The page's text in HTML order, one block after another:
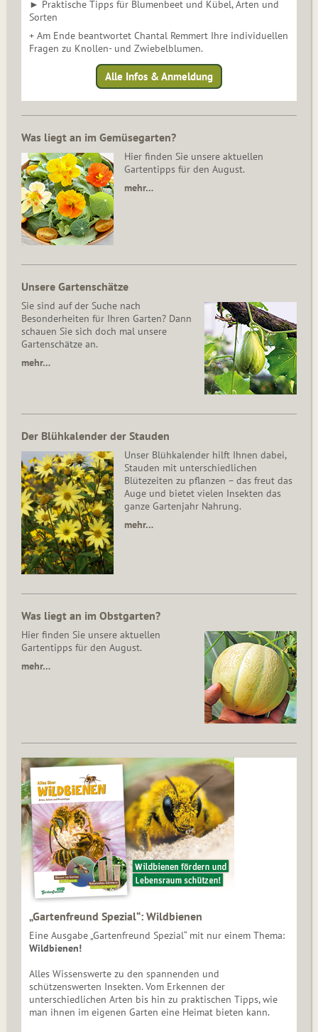
► Praktische Tipps für Blumenbeet und Kübel, Arten und
Sorten
+ Am Ende beantwortet Chantal Remmert Ihre individuellen
Fragen zu Knollen- und Zwiebelblumen.
Alle Infos & Anmeldung
Was liegt an im Gemüsegarten?
Hier finden Sie unsere aktuellen
Gartentipps für den August.
mehr…
Unsere Gartenschätze
Sie sind auf der Suche nach
Besonderheiten für Ihren Garten? Dann
schauen Sie sich doch mal unsere
Gartenschätze an.
mehr…
Der Blühkalender der Stauden
Unser Blühkalender hilft Ihnen dabei,
Stauden mit unterschiedlichen
Blütezeiten zu pflanzen – das freut das
Auge und bietet vielen Insekten das
ganze Gartenjahr Nahrung.
mehr…
Was liegt an im Obstgarten?
Hier finden Sie unsere aktuellen
Gartentipps für den August.
mehr…
„Gartenfreund Spezial“: Wildbienen
Eine Ausgabe „Gartenfreund Spezial“ mit nur einem Thema:
Wildbienen!
Alles Wissenswerte zu den spannenden und
schützenswerten Insekten. Vom Erkennen der
unterschiedlichen Arten bis hin zu praktischen Tipps, wie
man ihnen im eigenen Garten eine Heimat bieten kann.